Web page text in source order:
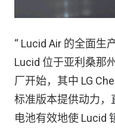
“ Lucid Air 的全面生
Lucid 位于亚利桑那
厂开始，其中 LG
标准版本提供动力，
电池有效地使 Lucid